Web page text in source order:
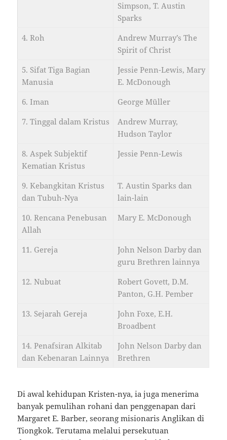
Simpson, T. Austin
Sparks
4. Roh
Andrew Murray’s The
Spirit of Christ
5. Sifat Tiga Bagian
Manusia
Jessie Penn-Lewis, Mary
E. McDonough
6. Iman
George Müller
7. Tinggal dalam Kristus
Andrew Murray,
Hudson Taylor
8. Aspek Subjektif
Kematian Kristus
Jessie Penn-Lewis
9. Kebangkitan Kristus
dan Tubuh-Nya
T. Austin Sparks dan
lain-lain
10. Rencana Penebusan
Allah
Mary E. McDonough
11. Gereja
John Nelson Darby dan
guru Brethren lainnya
12. Nubuat
Robert Govett, D.M.
Panton, G.H. Pember
13. Sejarah Gereja
John Foxe, E.H.
Broadbent
14. Penafsiran Alkitab
dan Kebenaran Lainnya
John Nelson Darby dan
Brethren
Di awal kehidupan Kristen-nya, ia juga menerima
banyak pemulihan rohani dan penggenapan dari
Margaret E. Barber, seorang misionaris Anglikan di
Tiongkok. Terutama melalui persekutuan